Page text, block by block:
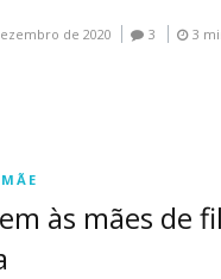
de 2020 3 3
às mães de